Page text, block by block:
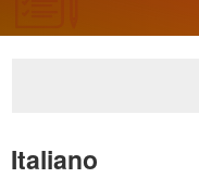
Italiano